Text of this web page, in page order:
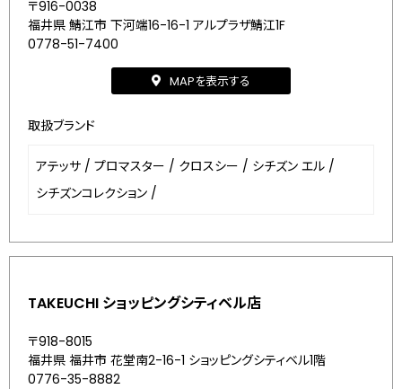
〒916-0038
福井県 鯖江市 下河端16-16-1 アルプラザ鯖江1F
0778-51-7400
MAPを表示する
取扱ブランド
アテッサ / プロマスター / クロスシー / シチズン エル /
シチズンコレクション /
TAKEUCHI ショッピングシティベル店
〒918-8015
福井県 福井市 花堂南2-16-1 ショッピングシティベル1階
0776-35-8882